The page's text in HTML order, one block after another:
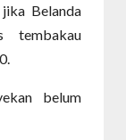
Belanda
tembakau
belum